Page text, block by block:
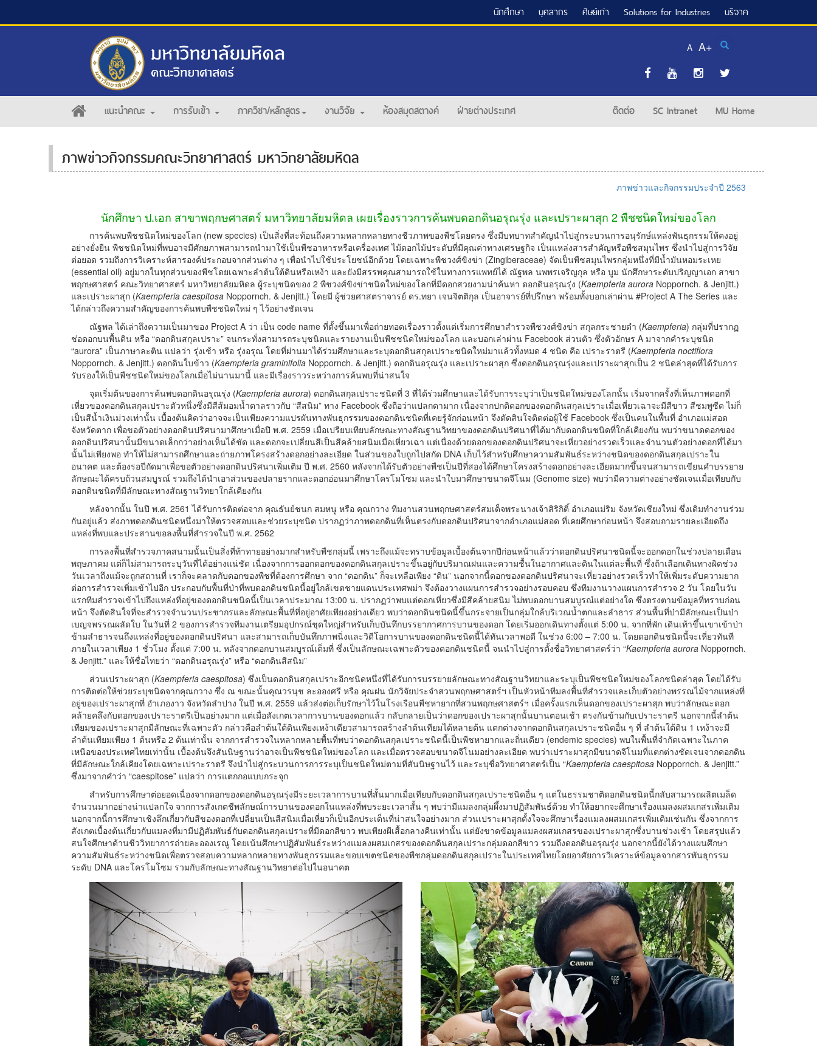
นักศึกษา บุคลากร ศิษย์เก่า Solutions for Industries บริจาค
Search
A A+
แนะนำคณะ การรับเข้า ภาควิชา/หลักสูตร งานวิจัย ห้องสมุดสตางค์ ฝ่ายต่างประเทศ ติดต่อ SC Intranet MU Home
ภาพข่าวกิจกรรมคณะวิทยาศาสตร์ มหาวิทยาลัยมหิดล
ภาพข่าวและกิจกรรมประจำปี 2563
นักศึกษา ป.เอก สาขาพฤกษศาสตร์ มหาวิทยาลัยมหิดล เผยเรื่องราวการค้นพบดอกดินอรุณรุ่ง และเปราะผาสุก 2 พืชชนิดใหม่ของโลก
การค้นพบพืชชนิดใหม่ของโลก (new species) เป็นสิ่งที่สะท้อนถึงความหลากหลายทางชีวภาพของพืชโดยตรง ซึ่งมีบทบาทสำคัญนำไปสู่กระบวนการอนุรักษ์แหล่งพันธุกรรมให้คงอยู่
อย่างยั่งยืน พืชชนิดใหม่ที่พบอาจมีศักยภาพสามารถนำมาใช้เป็นพืชอาหารหรือเครื่องเทศ ไม้ดอกไม้ประดับที่มีคุณค่าทางเศรษฐกิจ เป็นแหล่งสารสำคัญหรือพืชสมุนไพร ซึ่งนำไปสู่การวิจัย
ต่อยอด รวมถึงการวิเคราะห์สารองค์ประกอบจากส่วนต่าง ๆ เพื่อนำไปใช้ประโยชน์อีกด้วย โดยเฉพาะพืชวงศ์ขิงข่า (Zingiberaceae) จัดเป็นพืชสมุนไพรกลุ่มหนึ่งที่มีน้ำมันหอมระเหย
(essential oil) อยู่มากในทุกส่วนของพืชโดยเฉพาะลำต้นใต้ดินหรือเหง้า และยังมีสรรพคุณสามารถใช้ในทางการแพทย์ได้ ณัฐพล นพพรเจริญกุล หรือ บูม นักศึกษาระดับปริญญาเอก สาขา
พฤกษศาสตร์ คณะวิทยาศาสตร์ มหาวิทยาลัยมหิดล ผู้ระบุชนิดของ 2 พืชวงศ์ขิงข่าชนิดใหม่ของโลกที่มีดอกสวยงามน่าค้นหา ดอกดินอรุณรุ่ง (Kaempferia aurora Noppornch. & Jenjitt.)
และเปราะผาสุก (Kaempferia caespitosa Noppornch. & Jenjitt.) โดยมี ผู้ช่วยศาสตราจารย์ ดร.ทยา เจนจิตติกุล เป็นอาจารย์ที่ปรึกษา พร้อมทั้งบอกเล่าผ่าน #Project A The Series และ
ได้กล่าวถึงความสำคัญของการค้นพบพืชชนิดใหม่ ๆ ไว้อย่างชัดเจน
ณัฐพล ได้เล่าถึงความเป็นมาของ Project A ว่า เป็น code name ที่ตั้งขึ้นมาเพื่อถ่ายทอดเรื่องราวตั้งแต่เริ่มการศึกษาสำรวจพืชวงศ์ขิงข่า สกุลกระชายดำ (Kaempferia) กลุ่มที่ปรากฏ
ช่อดอกบนพื้นดิน หรือ “ดอกดินสกุลเปราะ” จนกระทั่งสามารถระบุชนิดและรายงานเป็นพืชชนิดใหม่ของโลก และบอกเล่าผ่าน Facebook ส่วนตัว ซึ่งตัวอักษร A มาจากคำระบุชนิด
“aurora” เป็นภาษาละติน แปลว่า รุ่งเช้า หรือ รุ่งอรุณ โดยที่ผ่านมาได้ร่วมศึกษาและระบุดอกดินสกุลเปราะชนิดใหม่มาแล้วทั้งหมด 4 ชนิด คือ เปราะราตรี (Kaempferia noctiflora
Noppornch. & Jenjitt.) ดอกดินใบข้าว (Kaempferia graminifolia Noppornch. & Jenjitt.) ดอกดินอรุณรุ่ง และเปราะผาสุก ซึ่งดอกดินอรุณรุ่งและเปราะผาสุกเป็น 2 ชนิดล่าสุดที่ได้รับการ
รับรองให้เป็นพืชชนิดใหม่ของโลกเมื่อไม่นานมานี้ และมีเรื่องราวระหว่างการค้นพบที่น่าสนใจ
จุดเริ่มต้นของการค้นพบดอกดินอรุณรุ่ง (Kaempferia aurora) ดอกดินสกุลเปราะชนิดที่ 3 ที่ได้ร่วมศึกษาและได้รับการระบุว่าเป็นชนิดใหม่ของโลกนั้น เริ่มจากครั้งที่เห็นภาพดอกที่
เหี่ยวของดอกดินสกุลเปราะตัวหนึ่งซึ่งมีสีส้มอมน้ำตาลราวกับ “สีสนิม” ทาง Facebook ซึ่งถือว่าแปลกตามาก เนื่องจากปกติดอกของดอกดินสกุลเปราะเมื่อเหี่ยวเฉาจะมีสีขาว สีชมพูซีด ไม่ก็
เป็นสีน้ำเงินม่วงเท่านั้น เบื้องต้นคิดว่าอาจจะเป็นเพียงความแปรผันทางพันธุกรรมของดอกดินชนิดที่เคยรู้จักก่อนหน้า จึงตัดสินใจติดต่อผู้ใช้ Facebook ซึ่งเป็นคนในพื้นที่ อำเภอแม่สอด
จังหวัดตาก เพื่อขอตัวอย่างดอกดินปริศนามาศึกษาเมื่อปี พ.ศ. 2559 เมื่อเปรียบเทียบลักษณะทางสัณฐานวิทยาของดอกดินปริศนาที่ได้มากับดอกดินชนิดที่ใกล้เคียงกัน พบว่าขนาดดอกของ
ดอกดินปริศนานั้นมีขนาดเล็กกว่าอย่างเห็นได้ชัด และดอกจะเปลี่ยนสีเป็นสีคล้ายสนิมเมื่อเหี่ยวเฉา แต่เนื่องด้วยดอกของดอกดินปริศนาจะเหี่ยวอย่างรวดเร็วและจำนวนตัวอย่างดอกที่ได้มา
นั้นไม่เพียงพอ ทำให้ไม่สามารถศึกษาและถ่ายภาพโครงสร้างดอกอย่างละเอียด ในส่วนของใบถูกไปสกัด DNA เก็บไว้สำหรับศึกษาความสัมพันธ์ระหว่างชนิดของดอกดินสกุลเปราะใน
อนาคต และต้องรอปีถัดมาเพื่อขอตัวอย่างดอกดินปริศนาเพิ่มเติม ปี พ.ศ. 2560 หลังจากได้รับตัวอย่างพืชเป็นปีที่สองได้ศึกษาโครงสร้างดอกอย่างละเอียดมากขึ้นจนสามารถเขียนคำบรรยาย
ลักษณะได้ครบถ้วนสมบูรณ์ รวมถึงได้นำเอาส่วนของปลายรากและดอกอ่อนมาศึกษาโครโมโซม และนำใบมาศึกษาขนาดจีโนม (Genome size) พบว่ามีความต่างอย่างชัดเจนเมื่อเทียบกับ
ดอกดินชนิดที่มีลักษณะทางสัณฐานวิทยาใกล้เคียงกัน
หลังจากนั้น ในปี พ.ศ. 2561 ได้รับการติดต่อจาก คุณธันย์ชนก สมหนู หรือ คุณกวาง ทีมงานสวนพฤกษศาสตร์สมเด็จพระนางเจ้าสิริกิติ์ อำเภอแม่ริม จังหวัดเชียงใหม่ ซึ่งเดิมทำงานร่วม
กันอยู่แล้ว ส่งภาพดอกดินชนิดหนึ่งมาให้ตรวจสอบและช่วยระบุชนิด ปรากฏว่าภาพดอกดินที่เห็นตรงกับดอกดินปริศนาจากอำเภอแม่สอด ที่เคยศึกษาก่อนหน้า จึงสอบถามรายละเอียดถึง
แหล่งที่พบและประสานขอลงพื้นที่สำรวจในปี พ.ศ. 2562
การลงพื้นที่สำรวจภาคสนามนั้นเป็นสิ่งที่ท้าทายอย่างมากสำหรับพืชกลุ่มนี้ เพราะถึงแม้จะทราบข้อมูลเบื้องต้นจากปีก่อนหน้าแล้วว่าดอกดินปริศนาชนิดนี้จะออกดอกในช่วงปลายเดือน
พฤษภาคม แต่ก็ไม่สามารถระบุวันที่ได้อย่างแน่ชัด เนื่องจากการออกดอกของดอกดินสกุลเปราะขึ้นอยู่กับปริมาณฝนและความชื้นในอากาศและดินในแต่ละพื้นที่ ซึ่งถ้าเลือกเดินทางผิดช่วง
วันเวลาถึงแม้จะถูกสถานที่ เราก็จะคลาดกับดอกของพืชที่ต้องการศึกษา จาก “ดอกดิน” ก็จะเหลือเพียง “ดิน” นอกจากนี้ดอกของดอกดินปริศนาจะเหี่ยวอย่างรวดเร็วทำให้เพิ่มระดับความยาก
ต่อการสำรวจเพิ่มเข้าไปอีก ประกอบกับพื้นที่ป่าที่พบดอกดินชนิดนี้อยู่ใกล้เขตชายแดนประเทศพม่า จึงต้องวางแผนการสำรวจอย่างรอบคอบ ซึ่งทีมงานวางแผนการสำรวจ 2 วัน โดยในวัน
แรกทีมสำรวจเข้าไปถึงแหล่งที่อยู่ของดอกดินชนิดนี้เป็นเวลาประมาณ 13:00 น. ปรากฏว่าพบแต่ดอกเหี่ยวซึ่งมีสีคล้ายสนิม ไม่พบดอกบานสมบูรณ์แต่อย่างใด ซึ่งตรงตามข้อมูลที่ทราบก่อน
หน้า จึงตัดสินใจที่จะสำรวจจำนวนประชากรและลักษณะพื้นที่ที่อยู่อาศัยเพียงอย่างเดียว พบว่าดอกดินชนิดนี้ขึ้นกระจายเป็นกลุ่มใกล้บริเวณน้ำตกและลำธาร ส่วนพื้นที่ป่ามีลักษณะเป็นป่า
เบญจพรรณผลัดใบ ในวันที่ 2 ของการสำรวจทีมงานเตรียมอุปกรณ์ชุดใหญ่สำหรับเก็บบันทึกบรรยากาศการบานของดอก โดยเริ่มออกเดินทางตั้งแต่ 5:00 น. จากที่พัก เดินเท้าขึ้นเขาเข้าป่า
ข้ามลำธารจนถึงแหล่งที่อยู่ของดอกดินปริศนา และสามารถเก็บบันทึกภาพนิ่งและวิดีโอการบานของดอกดินชนิดนี้ได้ทันเวลาพอดี ในช่วง 6:00 – 7:00 น. โดยดอกดินชนิดนี้จะเหี่ยวทันที
ภายในเวลาเพียง 1 ชั่วโมง ตั้งแต่ 7:00 น. หลังจากดอกบานสมบูรณ์เต็มที่ ซึ่งเป็นลักษณะเฉพาะตัวของดอกดินชนิดนี้ จนนำไปสู่การตั้งชื่อวิทยาศาสตร์ว่า “Kaempferia aurora Noppornch.
& Jenjitt.” และให้ชื่อไทยว่า “ดอกดินอรุณรุ่ง” หรือ “ดอกดินสีสนิม”
ส่วนเปราะผาสุก (Kaempferia caespitosa) ซึ่งเป็นดอกดินสกุลเปราะอีกชนิดหนึ่งที่ได้รับการบรรยายลักษณะทางสัณฐานวิทยาและระบุเป็นพืชชนิดใหม่ของโลกชนิดล่าสุด โดยได้รับ
การติดต่อให้ช่วยระบุชนิดจากคุณกวาง ซึ่ง ณ ขณะนั้นคุณวรนุช ละอองศรี หรือ คุณฝน นักวิจัยประจำสวนพฤกษศาสตร์ฯ เป็นหัวหน้าทีมลงพื้นที่สำรวจและเก็บตัวอย่างพรรณไม้จากแหล่งที่
อยู่ของเปราะผาสุกที่ อำเภองาว จังหวัดลำปาง ในปี พ.ศ. 2559 แล้วส่งต่อเก็บรักษาไว้ในโรงเรือนพืชหายากที่สวนพฤกษศาสตร์ฯ เมื่อครั้งแรกเห็นดอกของเปราะผาสุก พบว่าลักษณะดอก
คล้ายคลึงกับดอกของเปราะราตรีเป็นอย่างมาก แต่เมื่อสังเกตเวลาการบานของดอกแล้ว กลับกลายเป็นว่าดอกของเปราะผาสุกนั้นบานตอนเช้า ตรงกันข้ามกับเปราะราตรี นอกจากนี้ลำต้น
เทียมของเปราะผาสุกมีลักษณะที่เฉพาะตัว กล่าวคือลำต้นใต้ดินเพียงเหง้าเดียวสามารถสร้างลำต้นเทียมได้หลายต้น แตกต่างจากดอกดินสกุลเปราะชนิดอื่น ๆ ที่ ลำต้นใต้ดิน 1 เหง้าจะมี
ลำต้นเทียมเพียง 1 ต้นหรือ 2 ต้นเท่านั้น จากการสำรวจในหลากหลายพื้นที่พบว่าดอกดินสกุลเปราะชนิดนี้เป็นพืชหายากและถิ่นเดียว (endemic species) พบในพื้นที่จำกัดเฉพาะในภาค
เหนือของประเทศไทยเท่านั้น เบื้องต้นจึงสันนิษฐานว่าอาจเป็นพืชชนิดใหม่ของโลก และเมื่อตรวจสอบขนาดจีโนมอย่างละเอียด พบว่าเปราะผาสุกมีขนาดจีโนมที่แตกต่างชัดเจนจากดอกดิน
ที่มีลักษณะใกล้เคียงโดยเฉพาะเปราะราตรี จึงนำไปสู่กระบวนการการระบุเป็นชนิดใหม่ตามที่สันนิษฐานไว้ และระบุชื่อวิทยาศาสตร์เป็น “Kaempferia caespitosa Noppornch. & Jenjitt.”
ซึ่งมาจากคำว่า “caespitose” แปลว่า การแตกกอแบบกระจุก
สำหรับการศึกษาต่อยอดเนื่องจากดอกของดอกดินอรุณรุ่งมีระยะเวลาการบานที่สั้นมากเมื่อเทียบกับดอกดินสกุลเปราะชนิดอื่น ๆ แต่ในธรรมชาติดอกดินชนิดนี้กลับสามารถผลิตเมล็ด
จำนวนมากอย่างน่าแปลกใจ จากการสังเกตชีพลักษณ์การบานของดอกในแหล่งที่พบระยะเวลาสั้น ๆ พบว่ามีแมลงกลุ่มผึ้งมาปฏิสัมพันธ์ด้วย ทำให้อยากจะศึกษาเรื่องแมลงผสมเกสรเพิ่มเติม
นอกจากนี้การศึกษาเชิงลึกเกี่ยวกับสีของดอกที่เปลี่ยนเป็นสีสนิมเมื่อเหี่ยวก็เป็นอีกประเด็นที่น่าสนใจอย่างมาก ส่วนเปราะผาสุกตั้งใจจะศึกษาเรื่องแมลงผสมเกสรเพิ่มเติมเช่นกัน ซึ่งจากการ
สังเกตเบื้องต้นเกี่ยวกับแมลงที่มามีปฏิสัมพันธ์กับดอกดินสกุลเปราะที่มีดอกสีขาว พบเพียงผีเสื้อกลางคืนเท่านั้น แต่ยังขาดข้อมูลแมลงผสมเกสรของเปราะผาสุกซึ่งบานช่วงเช้า โดยสรุปแล้ว
สนใจศึกษาด้านชีววิทยาการถ่ายละอองเรณู โดยเน้นศึกษาปฏิสัมพันธ์ระหว่างแมลงผสมเกสรของดอกดินสกุลเปราะกลุ่มดอกสีขาว รวมถึงดอกดินอรุณรุ่ง นอกจากนี้ยังได้วางแผนศึกษา
ความสัมพันธ์ระหว่างชนิดเพื่อตรวจสอบความหลากหลายทางพันธุกรรมและขอบเขตชนิดของพืชกลุ่มดอกดินสกุลเปราะในประเทศไทยโดยอาศัยการวิเคราะห์ข้อมูลจากสารพันธุกรรม
ระดับ DNA และโครโมโซม รวมกับลักษณะทางสัณฐานวิทยาต่อไปในอนาคต